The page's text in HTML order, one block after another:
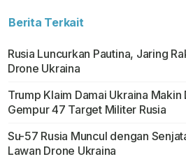
Berita Terkait
Rusia Luncurkan Pautina, Jaring
Drone Ukraina
Trump Klaim Damai Ukraina Makin
Gempur 47 Target Militer Rusia
Su-57 Rusia Muncul dengan
Lawan Drone Ukraina